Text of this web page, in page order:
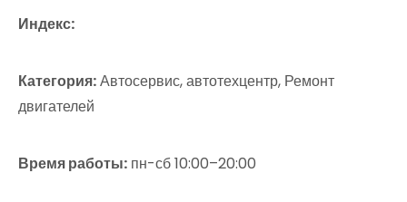
Индекс:
Категория:Автосервис, автотехцентр, Ремонт
двигателей
Время работы: пн-сб 10:00–20:00